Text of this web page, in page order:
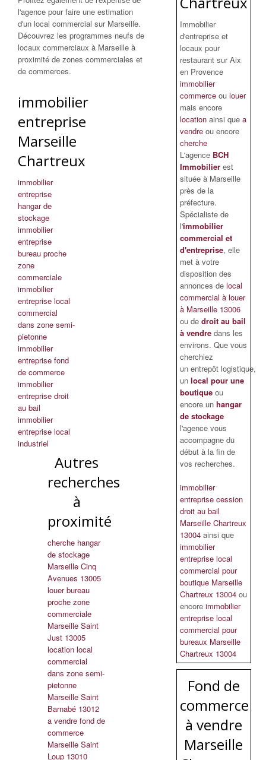
l'agence pour faire une estimation
d'un local commercial sur Marseille.
Découvrez les programmes neufs de
locaux commerciaux à Marseille à
proximité de zones commerciales et
de commerces.
immobilier
entreprise
Marseille
Chartreux
immobilier
entreprise
hangar de
stockage
immobilier
entreprise
bureau proche
zone
commerciale
immobilier
entreprise local
commercial
dans zone semi-
pietonne
immobilier
entreprise fond
de commerce
immobilier
entreprise droit
au bail
immobilier
entreprise local
industriel
Autres
recherches
à
proximité
cherche hangar
de stockage
Marseille Cinq
Avenues 13005
louer bureau
proche zone
commerciale
Marseille Saint
Just 13005
location local
commercial
dans zone semi-
pietonne
Marseille Saint
Barnabé 13012
a vendre fond de
commerce
Marseille Saint
Loup 13010
Immobilier
d'entreprise et
locaux pour
restaurant sur Aix
en Provence
immobilier
commerce ou louer
mais encore
location ainsi que a
vendre ou encore
cherche
L'agence BCH
Immobilierest
située à Marseille
près de la
préfecture.
Spécialiste de
l'immobilier
commercial et
d'entreprise, elle
met à votre
disposition des
annonces de local
commercial à louer
à Marseille 13006
ou de droit au bail
à vendredans les
environs. Que vous
cherchiez
un entrepôt logistique,
un local pour une
boutiqueou
encore un hangar
de stockage
l'agence vous
accompagne du
début à la fin de
vos recherches.
immobilier
entreprise cession
droit au bail
Marseille Chartreux
13004 ainsi que
immobilier
entreprise local
commercial pour
boutique Marseille
Chartreux 13004 ou
encore immobilier
entreprise local
commercial pour
bureaux Marseille
Chartreux 13004
Fond de
commerce
à vendre
Marseille